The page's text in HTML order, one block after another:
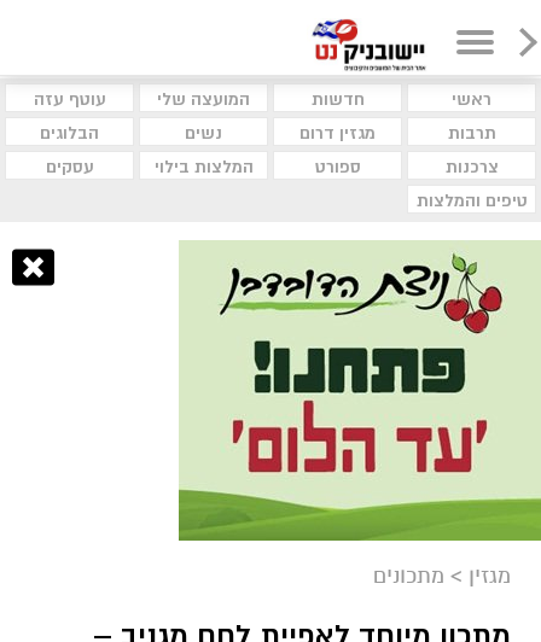
ראשי חדשות המועצה שלי
עוטף עזה
תרבות
מגזין דרום נשים
הבלוגים
צרכנות
ספורט המלצות בילוי
עסקים
טיפים והמלצות
מגזין > מתכונים